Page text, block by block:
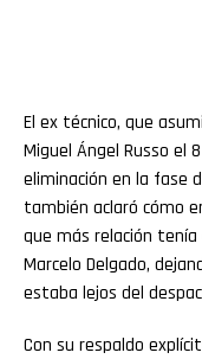
El ex técnico, que
Miguel Ángel Russo el
eliminación en la fase
también aclaró cómo
que más relación tenía
Marcelo Delgado,
estaba lejos del
Con su respaldo